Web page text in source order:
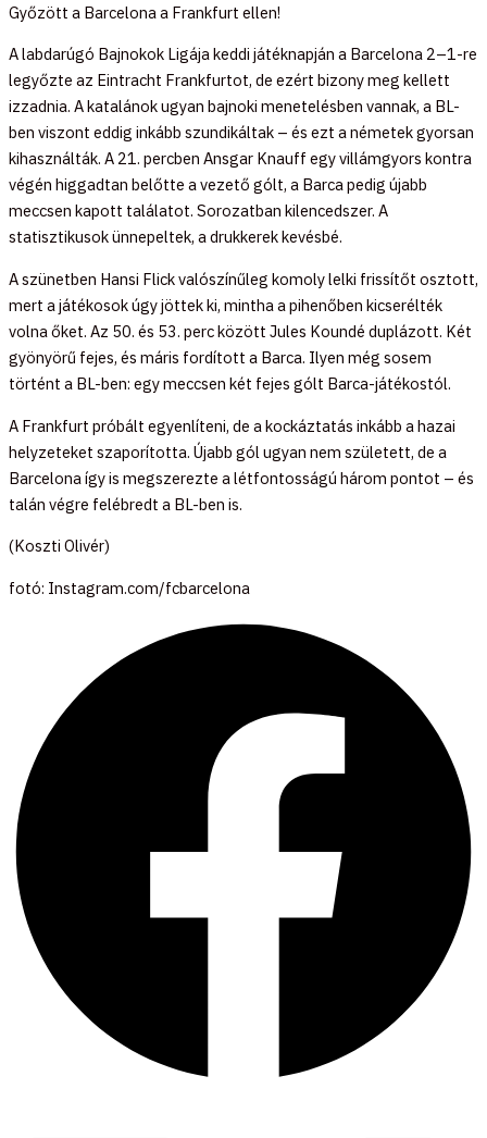
Győzött a Barcelona a Frankfurt ellen!
A labdarúgó Bajnokok Ligája keddi játéknapján a Barcelona 2–1-re
legyőzte az Eintracht Frankfurtot, de ezért bizony meg kellett
izzadnia. A katalánok ugyan bajnoki menetelésben vannak, a BL-
ben viszont eddig inkább szundikáltak – és ezt a németek gyorsan
kihasználták. A 21. percben Ansgar Knauff egy villámgyors kontra
végén higgadtan belőtte a vezető gólt, a Barca pedig újabb
meccsen kapott találatot. Sorozatban kilencedszer. A
statisztikusok ünnepeltek, a drukkerek kevésbé.
A szünetben Hansi Flick valószínűleg komoly lelki frissítőt osztott,
mert a játékosok úgy jöttek ki, mintha a pihenőben kicserélték
volna őket. Az 50. és 53. perc között Jules Koundé duplázott. Két
gyönyörű fejes, és máris fordított a Barca. Ilyen még sosem
történt a BL-ben: egy meccsen két fejes gólt Barca-játékostól.
A Frankfurt próbált egyenlíteni, de a kockáztatás inkább a hazai
helyzeteket szaporította. Újabb gól ugyan nem született, de a
Barcelona így is megszerezte a létfontosságú három pontot – és
talán végre felébredt a BL-ben is.
(Koszti Olivér)
fotó: Instagram.com/fcbarcelona